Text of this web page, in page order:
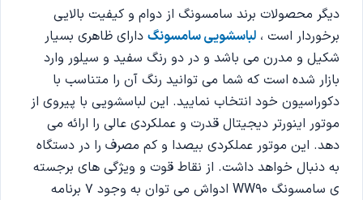
دیگر محصولات برند سامسونگ از دوام و کیفیت بالایی
برخوردار است ، لباسشویی سامسونگ دارای ظاهری بسیار
شکیل و مدرن می باشد و در دو رنگ سفید و سیلور وارد
بازار شده است که شما می توانید رنگ آن را متناسب با
دکوراسیون خود انتخاب نمایید. این لباسشویی با پیروی از
موتور اینورتر دیجیتال قدرت و عملکردی عالی را ارائه می
دهد. این موتور عملکردی بیصدا و کم مصرف را در دستگاه
به دنبال خواهد داشت. از نقاط قوت و ویژگی های برجسته
ی سامسونگ WW90 ادواش می توان به وجود 7 برنامه